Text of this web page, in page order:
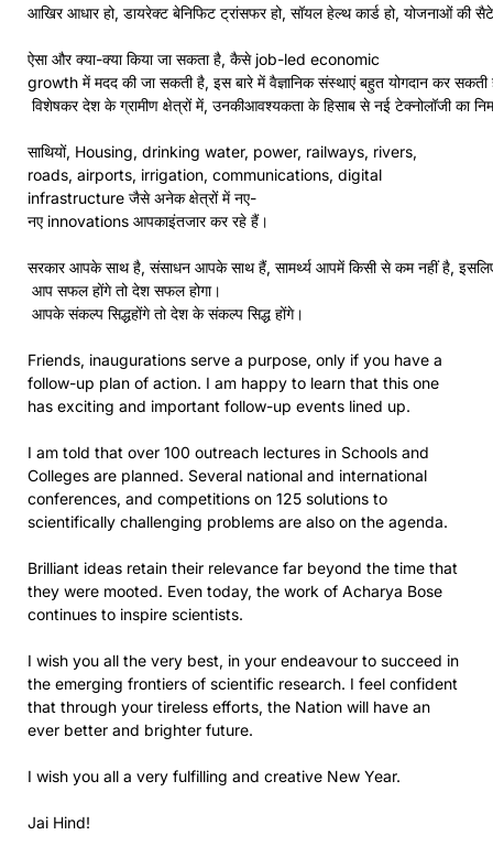
आखिर आधार हो, डायरेक्ट बेनिफिट ट्रांसफर हो, सॉयल हेल्थ कार्ड हो, योजनाओं की
ऐसा और क्या-क्या किया जा सकता है, कैसे job-led economic
growth में मदद की जा सकती है, इस बारे में वैज्ञानिक संस्थाएं बहुत योगदान कर
विशेषकर देश के ग्रामीण क्षेत्रों में, उनकीआवश्यकता के हिसाब से नई टेक्नोलॉजी का
साथियों, Housing, drinking water, power, railways, rivers,
roads, airports, irrigation, communications, digital
infrastructure जैसे अनेक क्षेत्रों में नए-
नए innovations आपकाइंतजार कर रहे हैं।
सरकार आपके साथ है, संसाधन आपके साथ हैं, सामर्थ्य आपमें किसी से कम नहीं है,
आप सफल होंगे तो देश सफल होगा।
आपके संकल्प सिद्धहोंगे तो देश के संकल्प सिद्ध होंगे।
Friends, inaugurations serve a purpose, only if you have a
follow-up plan of action. I am happy to learn that this one
has exciting and important follow-up events lined up.
I am told that over 100 outreach lectures in Schools and
Colleges are planned. Several national and international
conferences, and competitions on 125 solutions to
scientifically challenging problems are also on the agenda.
Brilliant ideas retain their relevance far beyond the time that
they were mooted. Even today, the work of Acharya Bose
continues to inspire scientists.
I wish you all the very best, in your endeavour to succeed in
the emerging frontiers of scientific research. I feel confident
that through your tireless efforts, the Nation will have an
ever better and brighter future.
I wish you all a very fulfilling and creative New Year.
Jai Hind!